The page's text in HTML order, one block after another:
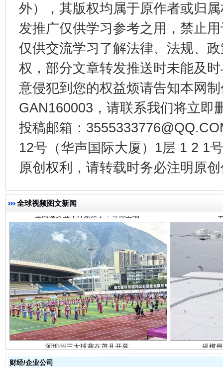
外），其版权均属于原作者或归
发推广仅供学习参考之用，禁止
仅供交流学习了解法律、法规、
权，部分文章转发推送时未能及
意侵犯到您的权益烦请告知本网
GAN160003，请联系我们将立即
投稿邮箱：
12号（华声国际大厦）1层 1 2 1
原创权利，请转载时务必注明原
全球视频图文新闻
全民健身五年计划来了！等你上场
阿坝州三大球赛在茂县开幕 规模
财经/企业公司